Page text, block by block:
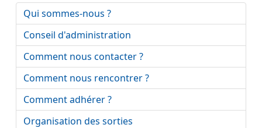
Qui sommes-nous ?
Conseil d'administration
Comment nous contacter ?
Comment nous rencontrer ?
Comment adhérer ?
Organisation des sorties